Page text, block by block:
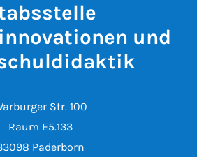
und
Str. 100
Raum E5.133
Paderborn